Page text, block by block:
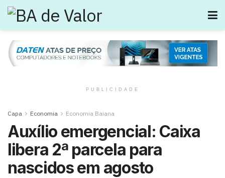
PUBLICIDADE
Capa Economia Economia Baiana
Auxílio emergencial: Caixa
libera 2ª parcela para
nascidos em agosto